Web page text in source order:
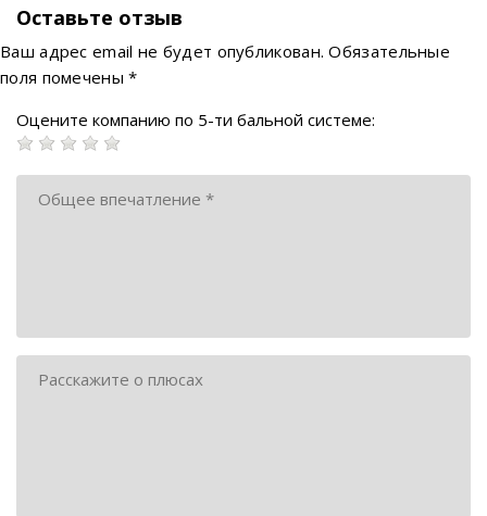
Оставьте отзыв
Ваш адрес email не будет опубликован. Обязательные
поля помечены*
Оцените компанию по 5-ти бальной системе: